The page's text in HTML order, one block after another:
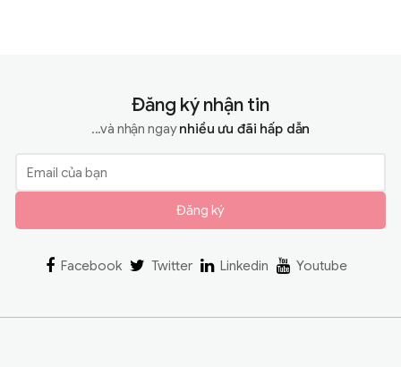
Đăng ký nhận tin
...và nhận ngaynhiều ưu đãi hấp dẫn
Đăng ký
Facebook Twitter Linkedin Youtube